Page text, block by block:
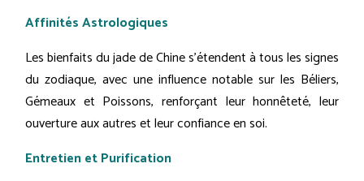
Affinités Astrologiques
Les bienfaits du jade de Chine s'étendent à tous les signes
du zodiaque, avec une influence notable sur les Béliers,
Gémeaux et Poissons, renforçant leur honnêteté, leur
ouverture aux autres et leur confiance en soi.
Entretien et Purification